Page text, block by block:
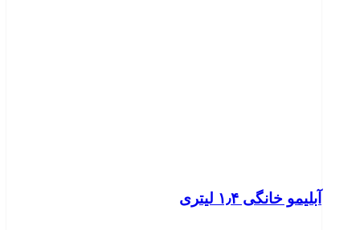
آبلیمو خانگی ۱٫۴ لیتری